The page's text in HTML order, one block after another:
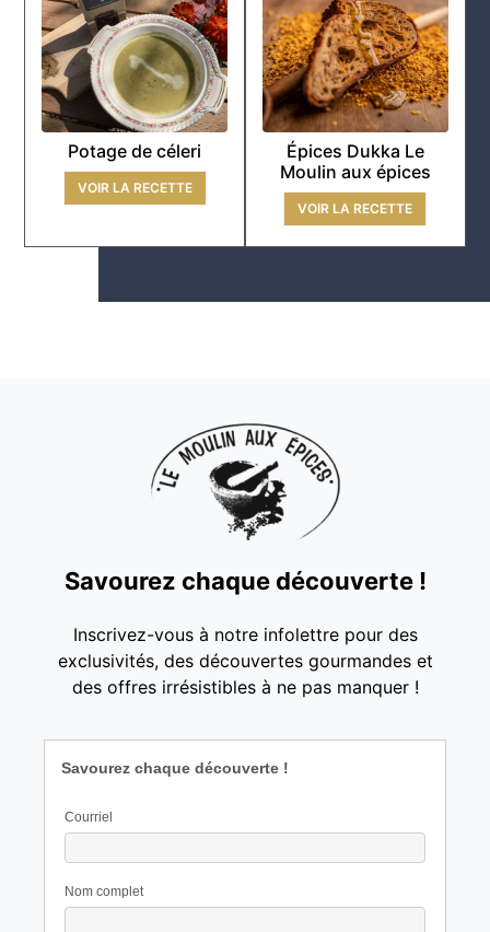
Potage de céleri
VOIR LA RECETTE
Épices Dukka Le
Moulin aux épices
VOIR LA RECETTE
Savourez chaque découverte !
Inscrivez-vous à notre infolettre pour des
exclusivités, des découvertes gourmandes et
des offres irrésistibles à ne pas manquer !
Savourez chaque découverte !
Courriel
Nom complet